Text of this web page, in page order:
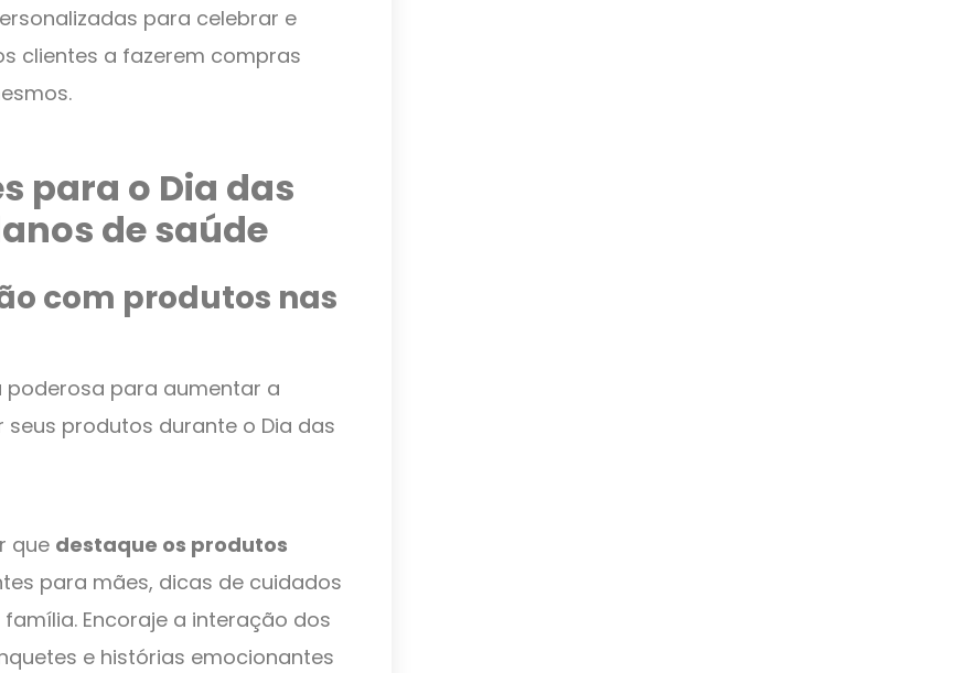
para celebrar e
clientes a fazerem compras
para o Dia das
de saúde
com produtos nas
para aumentar a
produtos durante o Dia das
que destaque os produtos
para mães, dicas de cuidados
Encoraje a interação dos
e histórias emocionantes